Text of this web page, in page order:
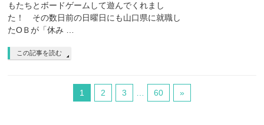
もたちとボードゲームして遊んでくれまし
た！ その数日前の日曜日にも山口県に就職し
たOＢが「休み …
この記事を読む
1 2 3 60 »